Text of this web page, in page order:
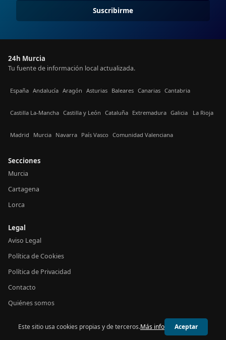
Suscribirme
24h Murcia
Tu fuente de información local actualizada.
España Andalucía Aragón Asturias Baleares Canarias Cantabria
Castilla La-Mancha Castilla y León Cataluña Extremadura Galicia La Rioja
Madrid Murcia Navarra País Vasco Comunidad Valenciana
Secciones
Murcia
Cartagena
Lorca
Legal
Aviso Legal
Política de Cookies
Política de Privacidad
Contacto
Quiénes somos
© 2026 24h Murcia
Este sitio usa cookies propias y de terceros.Más info Aceptar